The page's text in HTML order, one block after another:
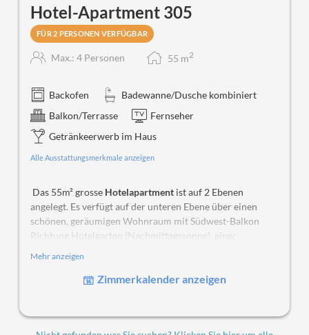
Hotel-Apartment 305
FÜR 2 PERSONEN VERFÜGBAR
Max.: 4 Personen 55 m2
Backofen
Badewanne/Dusche kombiniert
Balkon/Terrasse
Fernseher
Getränkeerwerb im Haus
Alle Ausstattungsmerkmale anzeigen
Das 55m² grosse Hotelapartment ist auf 2 Ebenen
angelegt. Es verfügt auf der unteren Ebene über einen
schönen, geräumigen Wohnraum mit Südwest-Balkon
Richtung Hotelgarten (Nachmittagssonne), einer
Personen (170 x 195 cm), eine kleine Kochnische und ein
Badezimmer. Über eine Holztreppe gelangen Sie auf die
Mehr anzeigen
Zimmerkalender anzeigen